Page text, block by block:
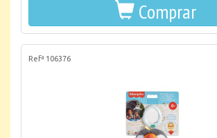
Comprar
Refª 106376